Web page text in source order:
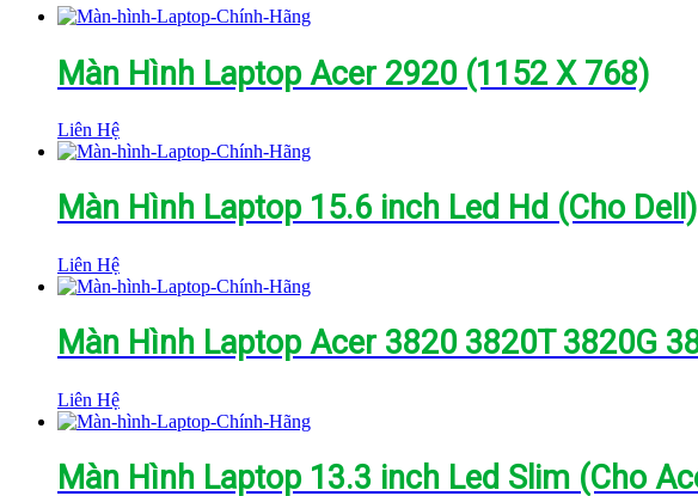
Màn Hình Laptop Acer 2920 (1152 X 768)
Liên Hệ
Màn Hình Laptop 15.6 inch Led Hd (Cho Dell)
Liên Hệ
Màn Hình Laptop Acer 3820 3820T 3820G
Liên Hệ
Màn Hình Laptop 13.3 inch Led Slim (Cho